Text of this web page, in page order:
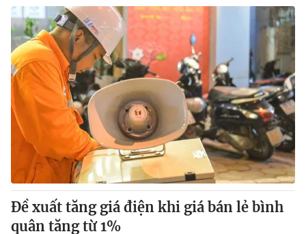
Video Shorts video
VTV Money VTV Thể thao
VTV Sức khoẻ Bất động sản
Thị trường 24h Tấm lòng Việt
VTV4 Vươn mình bằng AI
VTV9
Đề xuất tăng giá điện khi giá bán lẻ bình
quân tăng từ 1%